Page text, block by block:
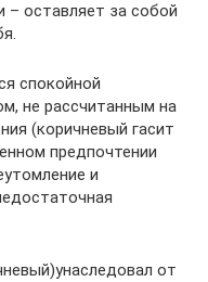
оставляет за собой
спокойной
не рассчитанным на
(коричневый гасит
предпочтении
и
от